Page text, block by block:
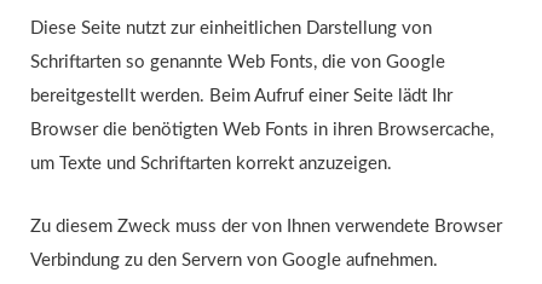
Diese Seite nutzt zur einheitlichen Darstellung von
Schriftarten so genannte Web Fonts, die von Google
bereitgestellt werden. Beim Aufruf einer Seite lädt Ihr
Browser die benötigten Web Fonts in ihren Browsercache,
um Texte und Schriftarten korrekt anzuzeigen.
Zu diesem Zweck muss der von Ihnen verwendete Browser
Verbindung zu den Servern von Google aufnehmen.